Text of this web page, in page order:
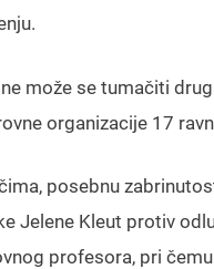
može se tumačiti
organizacije 17
posebnu
Jelene Kleut protiv
profesora, pri